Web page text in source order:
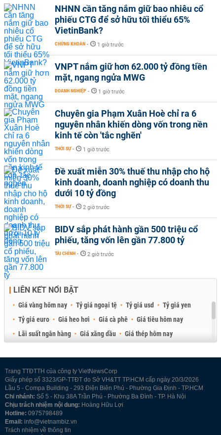
NHNN cần tăng nắm giữ bao nhiêu cổ
phiếu CTG để sở hữu tối thiểu 65%
VietinBank?
CHỨNG KHOÁN - 1 giờ trước
VNPT nắm giữ hơn 62.000 tỷ đồng tiền
mặt, ngang ngửa MWG
DOANH NGHIỆP - 1 giờ trước
Chuyên gia Phạm Xuân Hoè chỉ ra 6
nguyên nhân khiến dòng vốn trong nền
kinh tế còn 'tắc nghẽn'
THỜI SỰ - 1 giờ trước
Đề xuất miễn 30% thuế thu nhập cho hộ
kinh doanh, doanh nghiệp có doanh thu
dưới 10 tỷ đồng
THỜI SỰ - 2 giờ trước
BIDV sắp phát hành gần 500 triệu cổ
phiếu, tăng vốn lên gần 77.800 tỷ
TÀI CHÍNH - 2 giờ trước
LIÊN KẾT NỔI BẬT
Giá vàng hôm nay Tỷ giá ngoại tệ Tỷ giá usd
Tỷ giá yen
Tỷ giá euro
Giá heo hơi Giá cà phê
Giá tiêu hôm nay
Lãi suất ngân hàng
Giá xăng dầu
Giá thép hôm nay
Trang TTĐTTH của công ty VietNewsCorp
Giấy phép số 3323/GP-TTĐT do Sở VH&TT TP.HCM cấp ngày 20/3/2026
Lầu 5 - Compa Building - 293 Điện Biên Phủ - Phường Gia Định - TP.HCM
Chi nhánh: Số 5 - Khu 38A Trần Phú - Phường Ba Đình - TP. Hà Nội
Chịu trách nhiệm nội dung: Hoàng Hữu Lợi
Hotline: 0975798489
Email: info@vietnambiz.vn
Trách nhiệm về thông tin